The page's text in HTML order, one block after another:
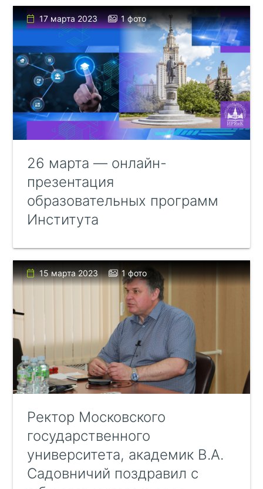
17 марта 2023 1 фото
26 марта — онлайн-
презентация
образовательных программ
Института
15 марта 2023 1 фото
Ректор Московского
государственного
университета, академик В.А.
Садовничий поздравил с